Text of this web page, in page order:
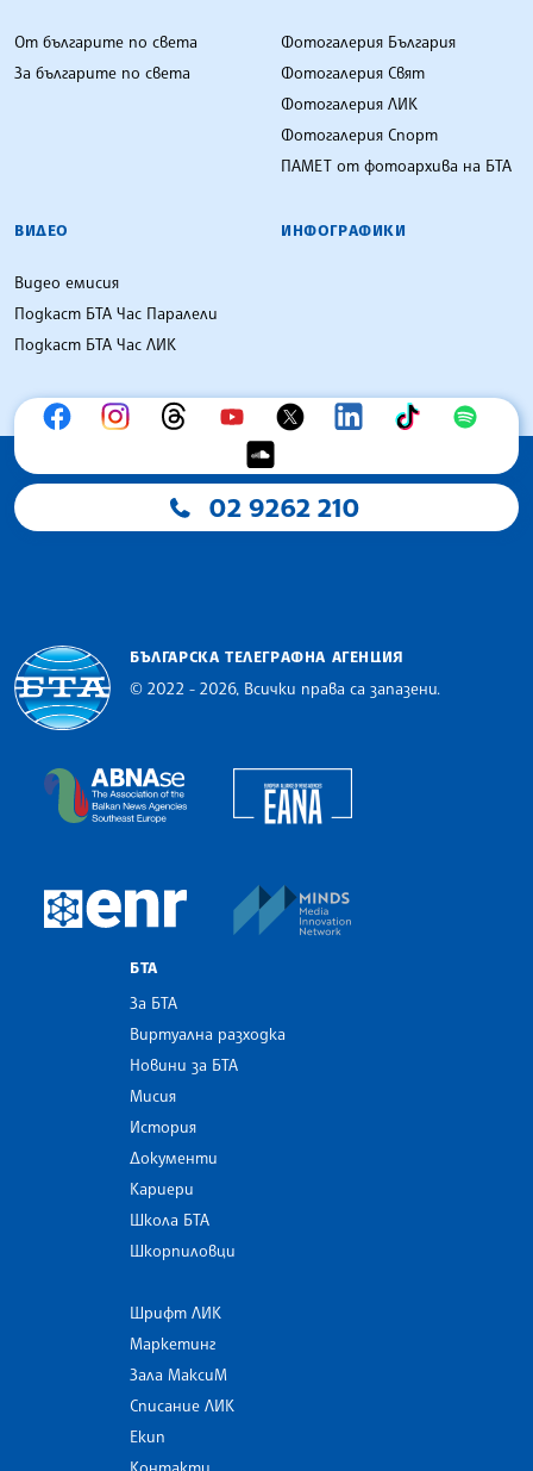
От българите по света
За българите по света
Фотогалерия България
Фотогалерия Свят
Фотогалерия ЛИК
Фотогалерия Спорт
ПАМЕТ от фотоархива на БТА
ВИДЕО
Видео емисия
Подкаст БТА Час Паралели
Подкаст БТА Час ЛИК
ИНФОГРАФИКИ
02 9262 210
БЪЛГАРСКА ТЕЛЕГРАФНА АГЕНЦИЯ
© 2022 - 2026, Всички права са запазени.
The Assocoation of the Balkan News Agencies
European Newsroom
БТА
За БТА
Виртуална разходка
Новини за БТА
Мисия
История
Документи
Кариери
Школа БТА
Шкорпиловци
Шрифт ЛИК
Маркетинг
Зала МаксиМ
Списание ЛИК
Екип
Контакти